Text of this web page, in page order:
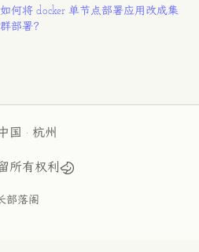
如何将 docker 单节点部署应用改成集
群部署？
国 · 杭州
所有权利
部落阁